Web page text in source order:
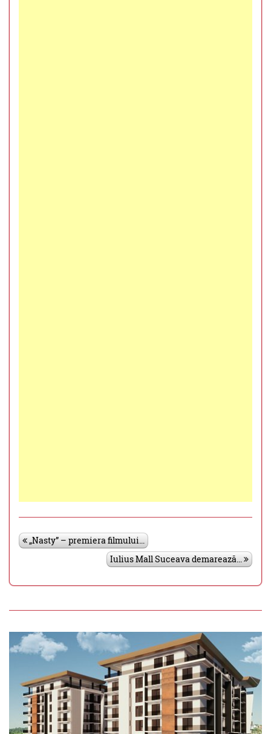
„Nasty” – premiera filmului...
Iulius Mall Suceava demarează...